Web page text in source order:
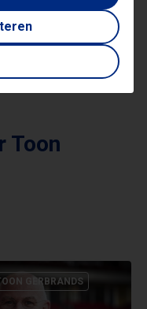
Toon
GERBRANDS